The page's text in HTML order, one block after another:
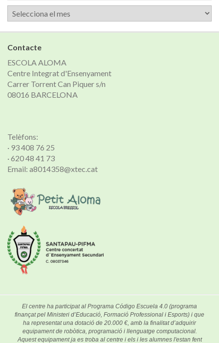
Arxiu
de
notícies
Contacte
ESCOLA ALOMA
Centre Integrat d'Ensenyament
Carrer Torrent Can Piquer s/n
08016 BARCELONA
Telèfons:
· 93 408 76 25
· 620 48 41 73
Email: a8014358@xtec.cat
El centre ha participat al Programa Código Escuela 4.0 (programa
finançat pel Ministeri d’Educació, Formació Professional i Esports) i que
ha representat una dotació de 20.000 €, amb la finalitat d’adquirir
equipament de robòtica, programació i llenguatge computacional.
Aquest equipament ja es troba al centre i els i les alumnes l'estan fent